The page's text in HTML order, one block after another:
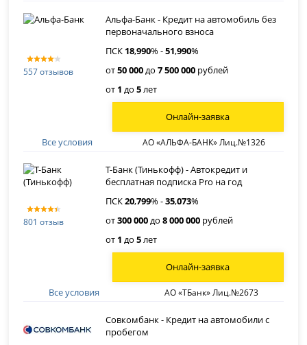
557 отзывов
Альфа-Банк - Кредит на автомобиль без
первоначального взноса
ПСК 18,990% -51,990%
от50 000до7 500 000 рублей
от 1 до5лет
Все условия АО «АЛЬФА-БАНК» Лиц.№1326
Онлайн-заявка
801 отзыв
Т-Банк (Тинькофф) - Автокредит и
бесплатная подписка Pro на год
ПСК20,799% -35,073%
от300 000до8 000 000 рублей
от 1 до5лет
Все условия АО «ТБанк» Лиц.№2673
Онлайн-заявка
Совкомбанк - Кредит на автомобили с
пробегом